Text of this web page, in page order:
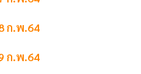
ก.พ.64
ก.พ.64